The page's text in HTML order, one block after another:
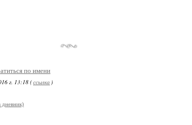
по имени
г. 13:18 (ссылка )
дневник)